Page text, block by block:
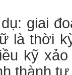
giai
là thời
kỹ
thành